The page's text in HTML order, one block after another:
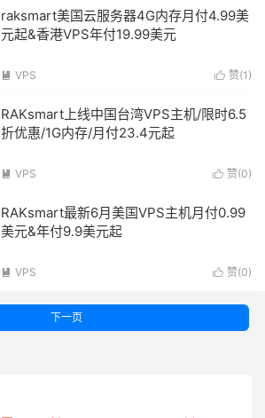
raksmart美国云服务器4G内存月付4.99美
元起&香港VPS年付19.99美元
 赞(1 )
 VPS
RAKsmart上线中国台湾VPS主机/限时6.5
折优惠/1G内存/月付23.4元起
 赞(0)
 VPS
RAKsmart最新6月美国VPS主机月付0.99
美元&年付9.9美元起
 赞(0)
 VPS
下一页